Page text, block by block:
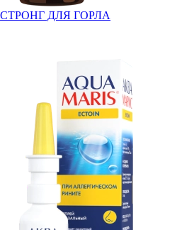
СТРОНГ ДЛЯ ГОРЛА